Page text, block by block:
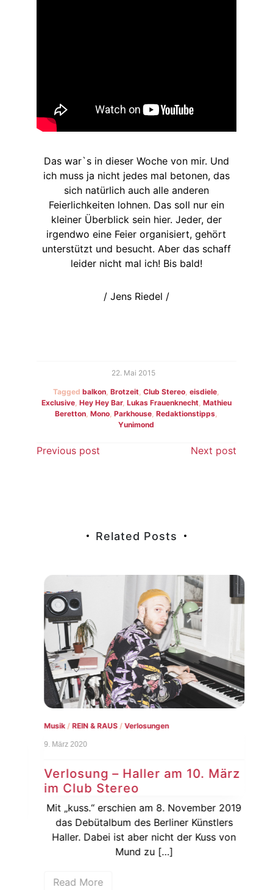
Das war`s in dieser Woche von mir. Und
ich muss ja nicht jedes mal betonen, das
sich natürlich auch alle anderen
Feierlichkeiten lohnen. Das soll nur ein
kleiner Überblick sein hier. Jeder, der
irgendwo eine Feier organisiert, gehört
unterstützt und besucht. Aber das schaff
leider nicht mal ich! Bis bald!
/ Jens Riedel /
22. Mai 2015
Taggedbalkon ,Brotzeit ,Club Stereo ,eisdiele
Exclusive, Hey Hey Bar, Lukas Frauenknecht, Mathieu
Beretton ,Mono ,Parkhouse ,Redaktionstipps
Yunimond
Beitragsnavigation
Previous post Next post
Related Posts
Musik/REIN & RAUS/Verlosungen
9. März 2020
Verlosung – Haller am 10. März
im Club Stereo
Mit „kuss.“ erschien am 8. November 2019
das Debütalbum des Berliner Künstlers
Haller. Dabei ist aber nicht der Kuss von
Mund zu […]
Read More